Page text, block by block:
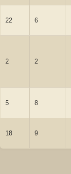
22 6
2 2
5 8
18 9